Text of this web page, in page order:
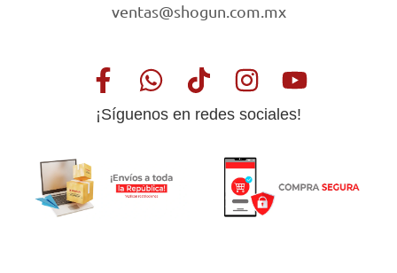
ventas@shogun.com.mx
¡Síguenos en redes sociales!